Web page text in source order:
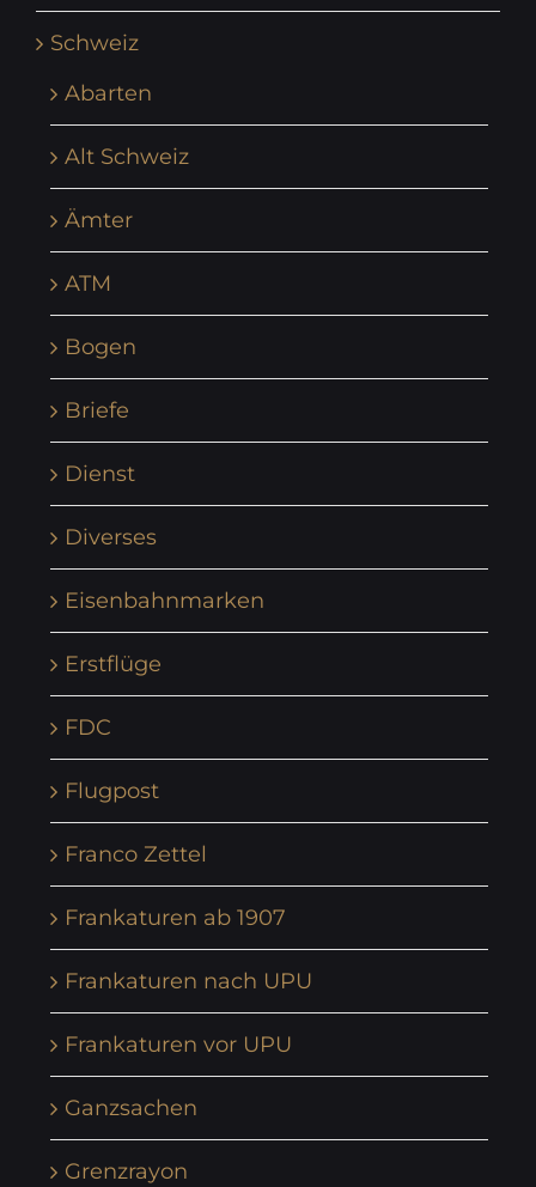
Schweiz
Abarten
Alt Schweiz
Ämter
ATM
Bogen
Briefe
Dienst
Diverses
Eisenbahnmarken
Erstflüge
FDC
Flugpost
Franco Zettel
Frankaturen ab 1907
Frankaturen nach UPU
Frankaturen vor UPU
Ganzsachen
Grenzrayon